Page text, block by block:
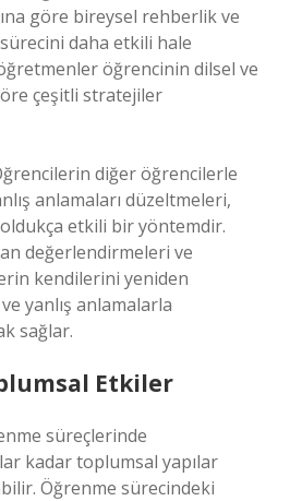
göre bireysel rehberlik ve
daha etkili hale
öğrencinin dilsel ve
çeşitli stratejiler
diğer öğrencilerle
anlamaları düzeltmeleri,
oldukça etkili bir yöntemdir.
değerlendirmeleri ve
kendilerini yeniden
yanlış anlamalarla
sağlar.
Etkiler
süreçlerinde
kadar toplumsal yapılar
Öğrenme sürecindeki